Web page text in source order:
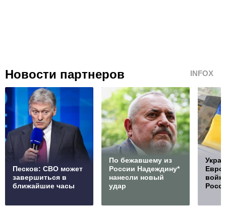
Новости партнеров INFOX
Песков: СВО может
завершиться в
ближайшие часы
По бежавшему из
России Надеждину*
нанесли новый
удар